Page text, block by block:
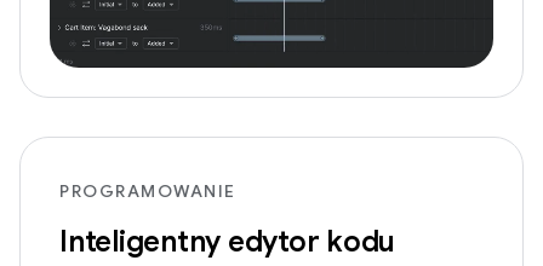
PROGRAMOWANIE
Inteligentny edytor kodu